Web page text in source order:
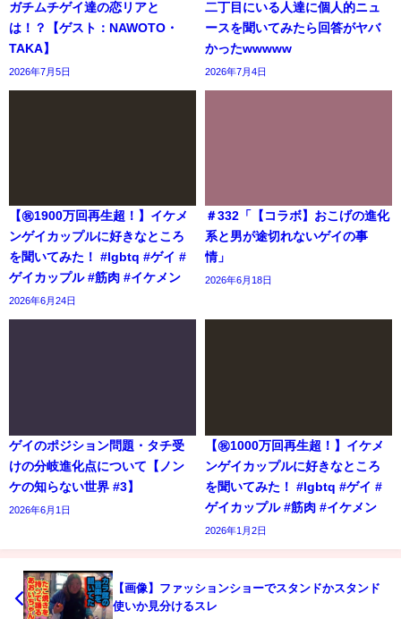
ガチムチゲイ達の恋リアと
は！？【ゲスト：NAWOTO・
TAKA】
2026年7月5日
二丁目にいる人達に個人的ニュ
ースを聞いてみたら回答がヤバ
かったwwwww
2026年7月4日
【㊗️1900万回再生超！】イケメ
ンゲイカップルに好きなところ
を聞いてみた！ #lgbtq #ゲイ #
ゲイカップル #筋肉 #イケメン
2026年6月24日
＃332「【コラボ】おこげの進化
系と男が途切れないゲイの事
情」
2026年6月18日
ゲイのポジション問題・タチ受
けの分岐進化点について【ノン
ケの知らない世界 #3】
2026年6月1日
【㊗️1000万回再生超！】イケメ
ンゲイカップルに好きなところ
を聞いてみた！ #lgbtq #ゲイ #
ゲイカップル #筋肉 #イケメン
2026年1月2日
【画像】ファッションショーでスタンドかスタンド
使いか見分けるスレ